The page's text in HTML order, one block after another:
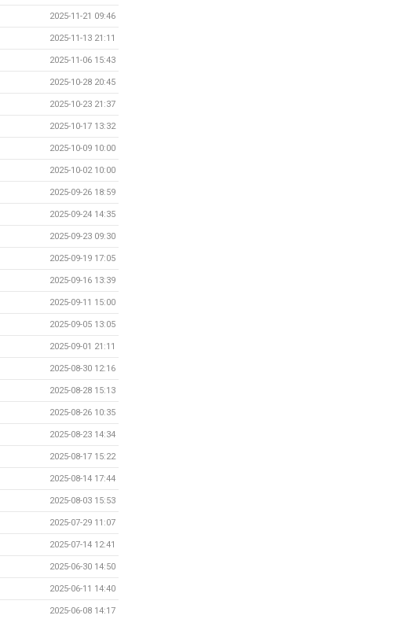
2025-11-21 09:46
2025-11-13 21:11
2025-11-06 15:43
2025-10-28 20:45
2025-10-23 21:37
2025-10-17 13:32
2025-10-09 10:00
2025-10-02 10:00
2025-09-26 18:59
2025-09-24 14:35
2025-09-23 09:30
2025-09-19 17:05
2025-09-16 13:39
2025-09-11 15:00
2025-09-05 13:05
2025-09-01 21:11
2025-08-30 12:16
2025-08-28 15:13
2025-08-26 10:35
2025-08-23 14:34
2025-08-17 15:22
2025-08-14 17:44
2025-08-03 15:53
2025-07-29 11:07
2025-07-14 12:41
2025-06-30 14:50
2025-06-11 14:40
2025-06-08 14:17